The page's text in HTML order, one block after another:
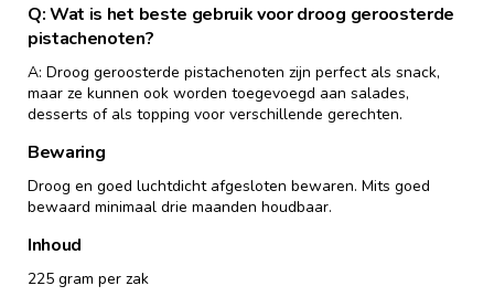
Q: Wat is het beste gebruik voor droog geroosterde
pistachenoten?
A: Droog geroosterde pistachenoten zijn perfect als snack,
maar ze kunnen ook worden toegevoegd aan salades,
desserts of als topping voor verschillende gerechten.
Bewaring
Droog en goed luchtdicht afgesloten bewaren. Mits goed
bewaard minimaal drie maanden houdbaar.
Inhoud
225 gram per zak